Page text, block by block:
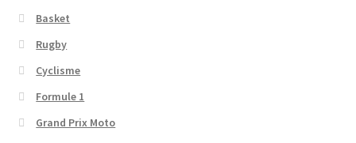
Basket
Rugby
Cyclisme
Formule 1
Grand Prix Moto